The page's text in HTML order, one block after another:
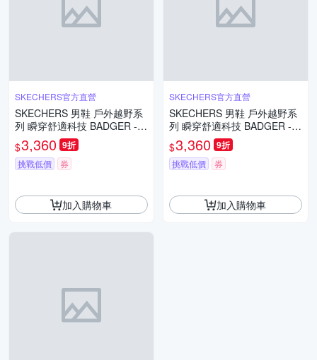
SKECHERS官方直營
SKECHERS 男鞋 戶外越野系
列 瞬穿舒適科技 BADGER -
WATERPROOF 戶外防水運動
鞋 - 211367OLV
$3,360 9折
挑戰低價 券
加入購物車
SKECHERS官方直營
SKECHERS 男鞋 戶外越野系
列 瞬穿舒適科技 BADGER -
WATERPROOF 戶外防水運動
鞋 - 211367BBK
$3,360 9折
挑戰低價 券
加入購物車